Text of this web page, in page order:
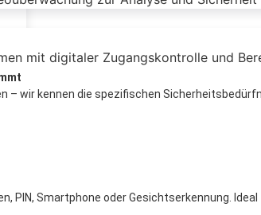
wir kennen die spezifischen
PIN, Smartphone oder Gesichtserkennung.